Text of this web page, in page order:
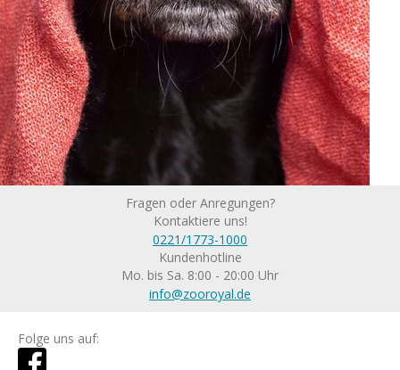
Fragen oder Anregungen?
Kontaktiere uns!
0221/1773-1000
Kundenhotline
Mo. bis Sa. 8:00 - 20:00 Uhr
info@zooroyal.de
Folge uns auf: